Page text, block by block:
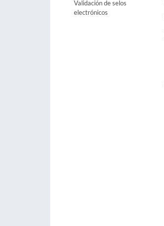
Validación de selos
electrónicos